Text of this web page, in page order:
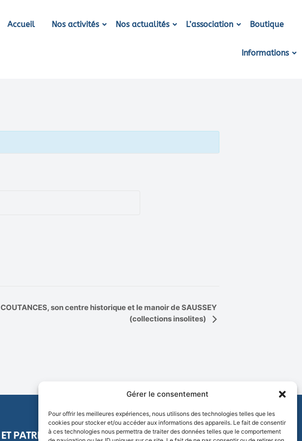
Gérer le consentement
Pour offrir les meilleures expériences, nous utilisons des technologies telles que les
cookies pour stocker et/ou accéder aux informations des appareils. Le fait de consentir
à ces technologies nous permettra de traiter des données telles que le comportement
Accueil Nos activités Nos actualités L’association Boutique
Informations
COUTANCES, son centre historique et le manoir de SAUSSEY
(collections insolites)